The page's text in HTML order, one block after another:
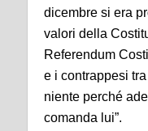
dicembre si era
valori della
Referendum
e i contrappesi
niente perché
comanda lui”.